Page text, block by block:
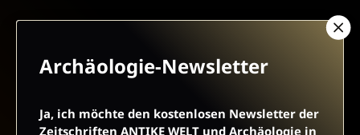
AGB UND WIDERRUFSBELEHRUNG DATENSCHUTZ
Archäologie-Newsletter
Ja, ich möchte den kostenlosen Newsletter der
Zeitschriften ANTIKE WELT und Archäologie in